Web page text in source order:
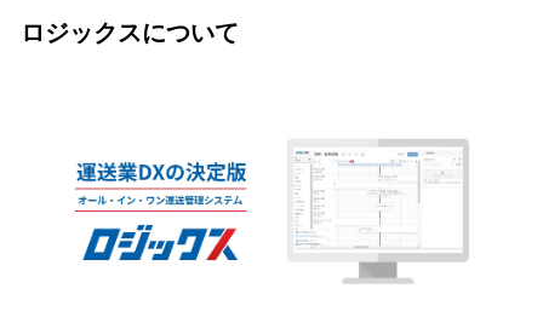
ロジックスについて